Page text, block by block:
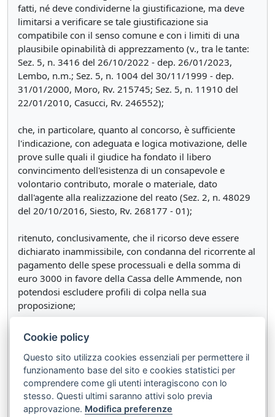
fatti, né deve condividerne la giustificazione, ma deve
limitarsi a verificare se tale giustificazione sia
compatibile con il senso comune e con i limiti di una
plausibile opinabilità di apprezzamento (v., tra le tante:
Sez. 5, n. 3416 del 26/10/2022 - dep. 26/01/2023,
Lembo, n.m.; Sez. 5, n. 1004 del 30/11/1999 - dep.
31/01/2000, Moro, Rv. 215745; Sez. 5, n. 11910 del
22/01/2010, Casucci, Rv. 246552);
che, in particolare, quanto al concorso, è sufficiente
l'indicazione, con adeguata e logica motivazione, delle
prove sulle quali il giudice ha fondato il libero
convincimento dell'esistenza di un consapevole e
volontario contributo, morale o materiale, dato
dall'agente alla realizzazione del reato (Sez. 2, n. 48029
del 20/10/2016, Siesto, Rv. 268177 - 01);
ritenuto, conclusivamente, che il ricorso deve essere
dichiarato inammissibile, con condanna del ricorrente al
pagamento delle spese processuali e della somma di
euro 3000 in favore della Cassa delle Ammende, non
potendosi escludere profili di colpa nella sua
proposizione;
P.Q.M.
Dichiara inammissibile il ricorso e condanna il
ricorrente al pagamento delle spese processuali e
della somma di euro tremila in favore della Cassa
delle ammende.
Cookie policy
Questo sito utilizza cookies essenziali per permettere il
funzionamento base del sito e cookies statistici per
comprendere come gli utenti interagiscono con lo
stesso. Questi ultimi saranno attivi solo previa
approvazione. Modifica preferenze